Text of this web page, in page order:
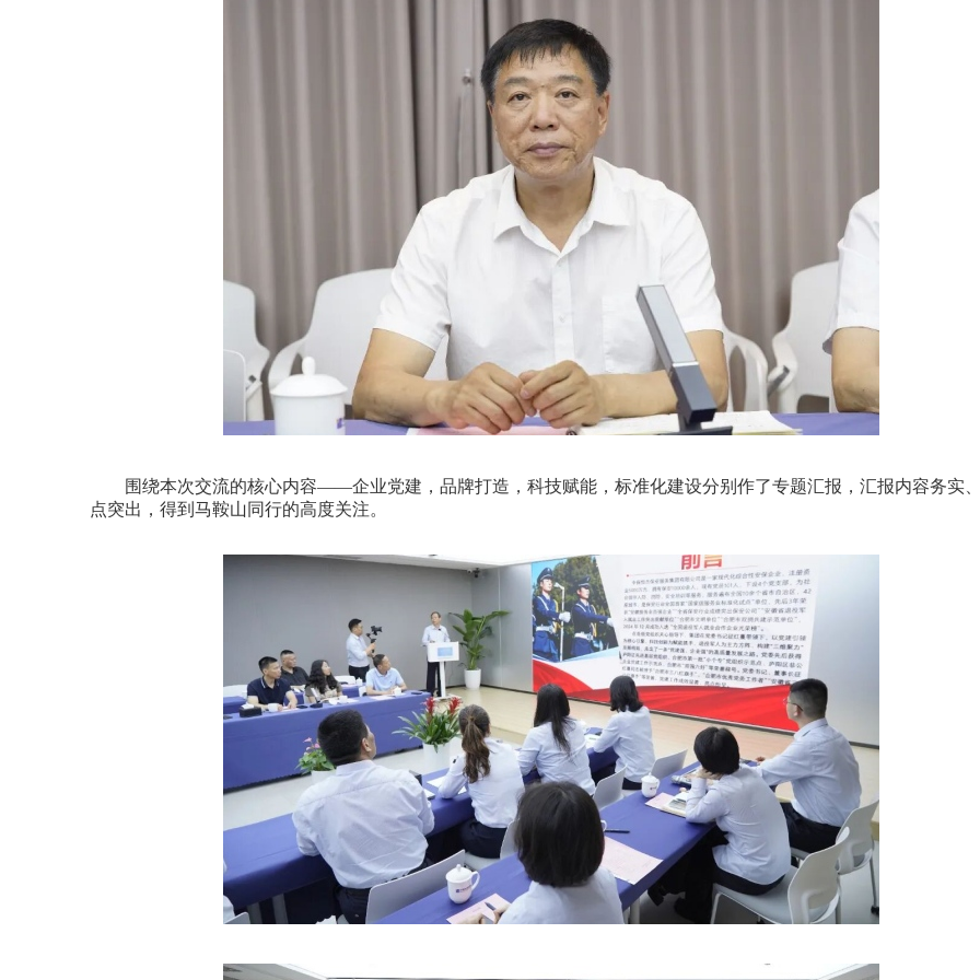
围绕本次交流的核心内容——企业党建，品牌打造，科技赋能，标准化建设分别作了专题汇报，汇报内容务实
点突出，得到马鞍山同行的高度关注。